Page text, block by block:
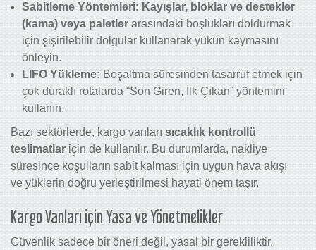
Sabitleme Yöntemleri: Kayışlar, bloklar ve destekler
(kama) veya paletler arasındaki boşlukları doldurmak
için şişirilebilir dolgular kullanarak yükün kaymasını
önleyin.
LIFO Yükleme: Boşaltma süresinden tasarruf etmek için
çok duraklı rotalarda “Son Giren, İlk Çıkan” yöntemini
kullanın.
Bazı sektörlerde, kargo vanları sıcaklık kontrollü
teslimatlar için de kullanılır. Bu durumlarda, nakliye
süresince koşulların sabit kalması için uygun hava akışı
ve yüklerin doğru yerleştirilmesi hayati önem taşır.
Kargo Vanları için Yasa ve Yönetmelikler
Güvenlik sadece bir öneri değil, yasal bir gerekliliktir.